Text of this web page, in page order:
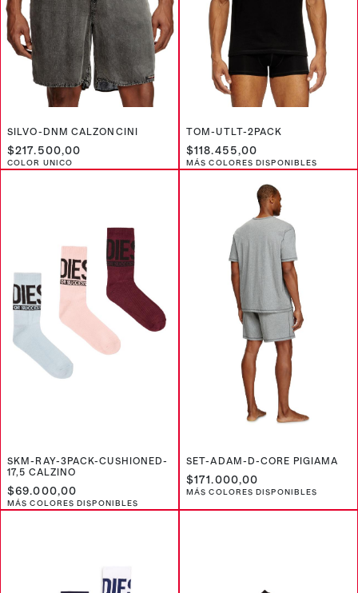
SILVO-DNM CALZONCINI
$217.500,00
COLOR UNICO
TOM-UTLT-2PACK
$118.455,00
MÁS COLORES DISPONIBLES
SKM-RAY-3PACK-CUSHIONED-
17,5 CALZINO
$69.000,00
MÁS COLORES DISPONIBLES
SET-ADAM-D-CORE PIGIAMA
$171.000,00
MÁS COLORES DISPONIBLES